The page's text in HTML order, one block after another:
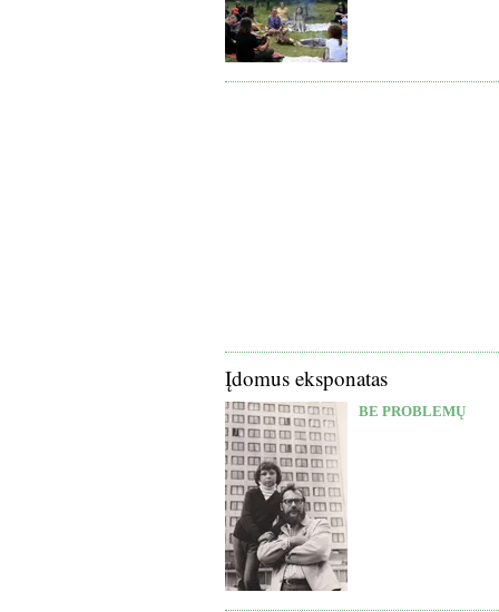
Įdomus eksponatas
BE PROBLEMŲ